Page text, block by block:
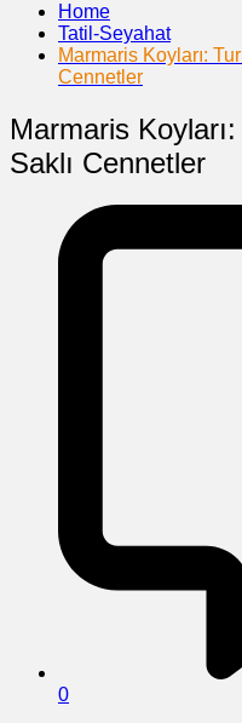
Home
Tatil-Seyahat
Marmaris Koyları:
Cennetler
Marmaris
Saklı Cennetler
0